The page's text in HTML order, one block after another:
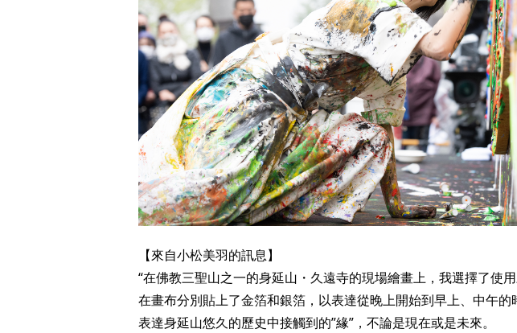
【來自小松美羽的訊息】
“在佛教三聖山之一的身延山・久遠寺的現場繪畫上，我選擇了使用
在畫布分別貼上了金箔和銀箔，以表達從晚上開始到早上、中午的
表達身延山悠久的歷史中接觸到的”緣”，不論是現在或是未來。